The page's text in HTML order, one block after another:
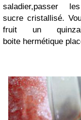
saladier,passer
sucre cristallisé.
fruit un
boite hermétique